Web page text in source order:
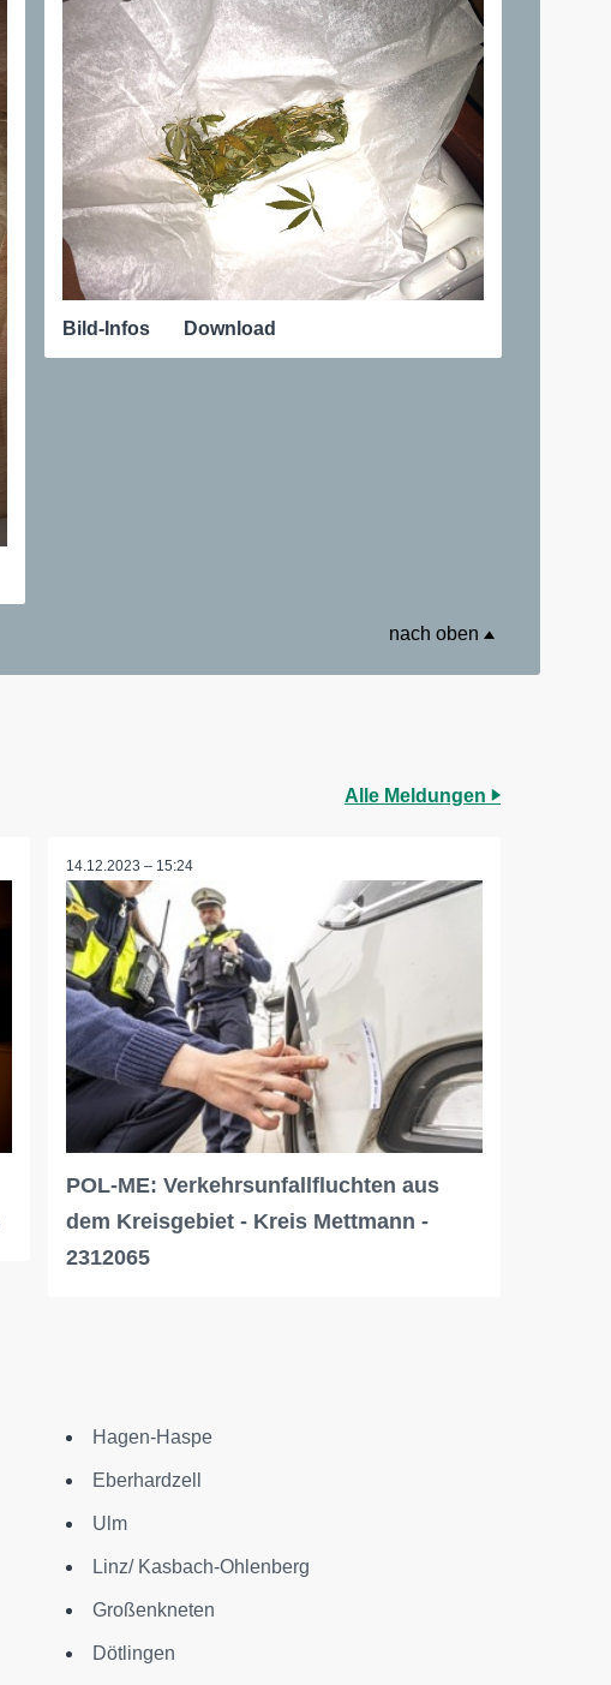
Bild-Infos Download
nach oben
Alle Meldungen
14.12.2023 – 15:24
POL-ME: Verkehrsunfallfluchten aus
dem Kreisgebiet - Kreis Mettmann -
2312065
Hagen-Haspe
Eberhardzell
Ulm
Linz/ Kasbach-Ohlenberg
Großenkneten
Dötlingen